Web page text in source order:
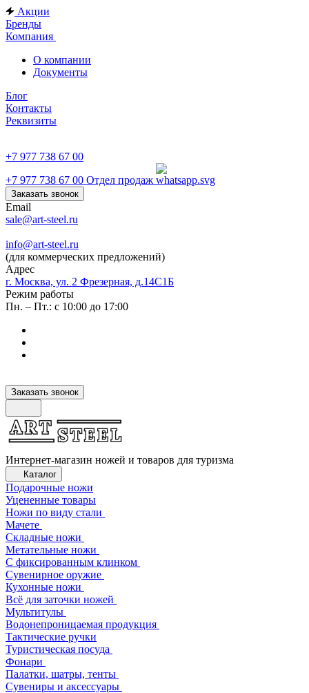
Акции
Бренды
Компания
О компании
Документы
Блог
Контакты
Реквизиты
+7 977 738 67 00
+7 977 738 67 00 Отдел продаж
Заказать звонок
Email
sale@art-steel.ru
info@art-steel.ru
(для коммерческих предложений)
Адрес
г. Москва, ул. 2 Фрезерная, д.14С1Б
Режим работы
Пн. – Пт.: с 10:00 до 17:00
Заказать звонок
Интернет-магазин ножей и товаров для туризма
Каталог
Подарочные ножи
Уцененные товары
Ножи по виду стали
Мачете
Складные ножи
Метательные ножи
С фиксированным клинком
Сувенирное оружие
Кухонные ножи
Всё для заточки ножей
Мультитулы
Водонепроницаемая продукция
Тактические ручки
Туристическая посуда
Фонари
Палатки, шатры, тенты
Сувениры и аксессуары